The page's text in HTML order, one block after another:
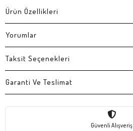
Ürün Özellikleri
Yorumlar
Taksit Seçenekleri
Garanti Ve Teslimat
Güvenli Alışveriş